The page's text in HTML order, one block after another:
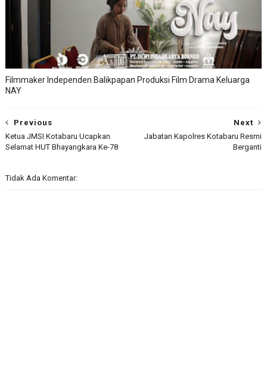
Filmmaker Independen Balikpapan Produksi Film Drama Keluarga
NAY
Next
Jabatan Kapolres Kotabaru Resmi
Berganti
Previous
Ketua JMSI Kotabaru Ucapkan
Selamat HUT Bhayangkara Ke-78
Tidak Ada Komentar: